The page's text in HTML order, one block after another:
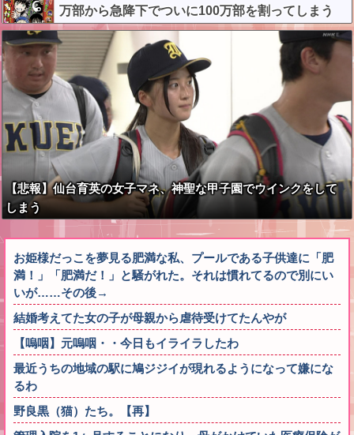
万部から急降下でついに100万部を割ってしまう
【悲報】仙台育英の女子マネ、神聖な甲子園でウインクをして
しまう
お姫様だっこを夢見る肥満な私、プールである子供達に「肥
満！」「肥満だ！」と騒がれた。それは慣れてるので別にい
いが……その後→
結婚考えてた女の子が母親から虐待受けてたんやが
【嗚咽】元嗚咽・・今日もイライラしたわ
最近うちの地域の駅に鳩ジジイが現れるようになって嫌にな
るわ
野良黒（猫）たち。【再】